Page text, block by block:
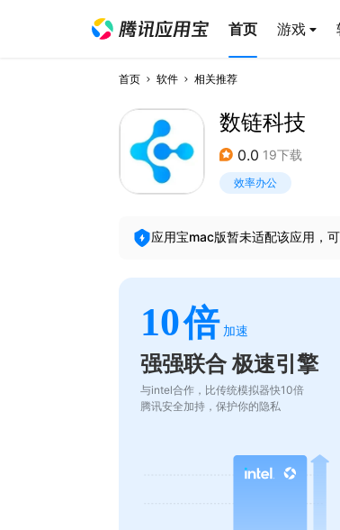
首页 游戏
首页 软件 相关推荐
数链科技
0.0 19下载
效率办公
应用宝mac版暂未适配该应用，
10倍 加速
强强联合 极速引擎
与intel合作，比传统模拟器快10倍
腾讯安全加持，保护你的隐私